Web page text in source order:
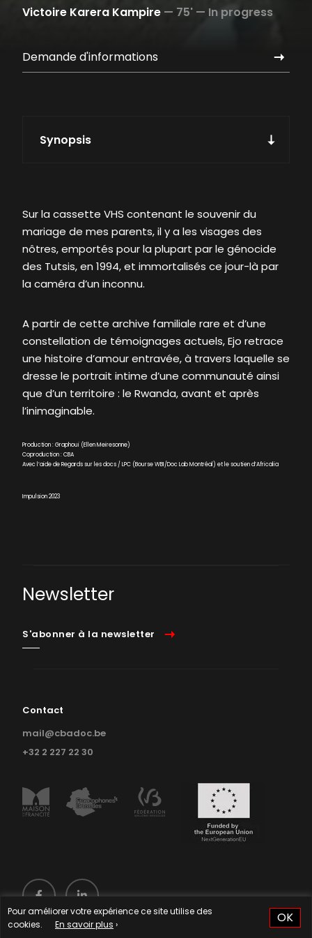
Victoire Karera Kampire — 75' — In progress
Demande d'informations
Synopsis
Sur la cassette VHS contenant le souvenir du
mariage de mes parents, il y a les visages des
nôtres, emportés pour la plupart par le génocide
des Tutsis, en 1994, et immortalisés ce jour-là par
la caméra d’un inconnu.
A partir de cette archive familiale rare et d’une
constellation de témoignages actuels, Ejo retrace
une histoire d’amour entravée, à travers laquelle se
dresse le portrait intime d’une communauté ainsi
que d’un territoire : le Rwanda, avant et après
l’inimaginable.
Production : Graphoui (Ellen Meiresonne)
Coproduction : CBA
Avec l’aide de Regards sur les docs / LPC (Bourse WBI/Doc Lab Montréal) et le soutien d’Africalia
Impulsion 2023
Newsletter
S'abonner à la newsletter
Contact
mail@cbadoc.be
+32 2 227 22 30
Pour améliorer votre expérience ce site utilise des
cookies.
En savoir plus › OK